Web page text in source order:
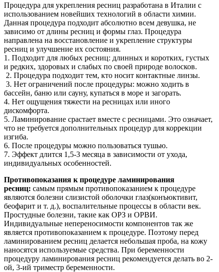
Процедура для укрепления ресниц разработана в Италии с
использованием новейших технологий в области химии.
Данная процедура подходит абсолютно всем девушка, не
зависимо от длины ресниц и формы глаз. Процедура
направлена на восстановление и укрепление структуры
ресниц и улучшение их состояния.
1. Подходит для любых ресниц: длинных и коротких, густых
и редких, здоровых и слабых по своей природе волосков.
2. Процедура подходит тем, кто носит контактные линзы.
3. Нет ограничений после процедуры: можно ходить в
бассейн, баню или сауну, купаться в море и загорать.
4. Нет ощущения тяжести на ресницах или иного
дискомфорта.
5. Ламинирование срастает вместе с ресницами. Это означает,
что не требуется дополнительных процедур для коррекции
изгиба.
6. После процедуры можно пользоваться тушью.
7. Эффект длится 1,5-3 месяца в зависимости от ухода,
индивидуальных особенностей.
Противопоказания к процедуре ламинирования
ресниц: самым прямым противопоказанием к процедуре
являются болезни слизистой оболочки глаз(конъюктивит,
беофарит и т. д.), воспалительные процессы в области век.
Простудные болезни, такие как ОРЗ и ОРВИ.
Индивидуальные непереносимости компонентов так же
является противопоказанием к процедуре. Поэтому перед
ламинированием ресниц делается небольшая проба, на кожу
наносятся используемые средства. При беременности
процедуру ламинирования ресниц рекомендуется делать во 2-
ой, 3-ий триместр беременности.